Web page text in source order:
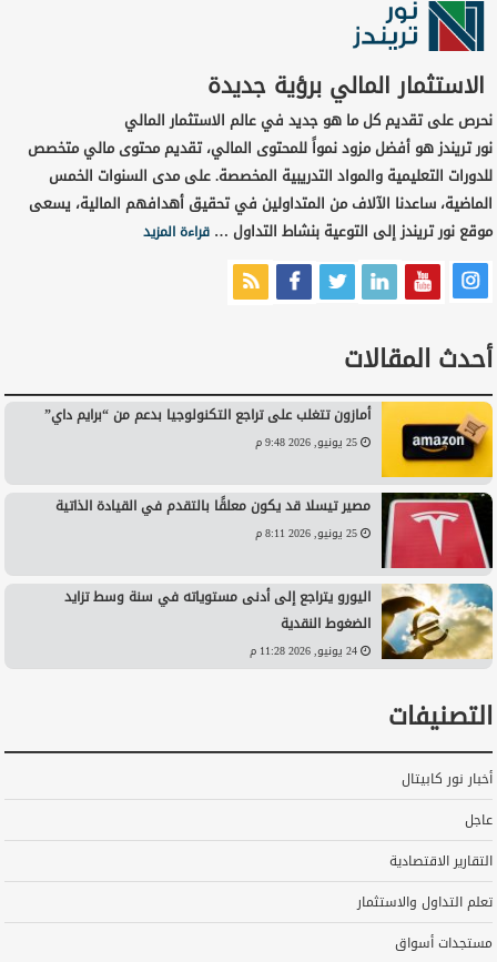
الاستثمار المالي برؤية جديدة
نحرص على تقديم كل ما هو جديد في عالم الاستثمار المالي
نور تريندز هو أفضل مزود نمواً للمحتوى المالي، تقديم محتوى مالي متخصص
للدورات التعليمية والمواد التدريبية المخصصة. على مدى السنوات الخمس
الماضية، ساعدنا الآلاف من المتداولين في تحقيق أهدافهم المالية، يسعى
موقع نور تريندز إلى التوعية بنشاط التداول …قراءة المزيد
أحدث المقالات
أمازون تتغلب على تراجع التكنولوجيا بدعم من “برايم داي”
25 يونيو, 2026 9:48 م
مصير تيسلا قد يكون معلقًا بالتقدم في القيادة الذاتية
25 يونيو, 2026 8:11 م
اليورو يتراجع إلى أدنى مستوياته في سنة وسط تزايد
الضغوط النقدية
24 يونيو, 2026 11:28 م
التصنيفات
أخبار نور كابيتال
عاجل
التقارير الاقتصادية
تعلم التداول والاستثمار
مستجدات أسواق